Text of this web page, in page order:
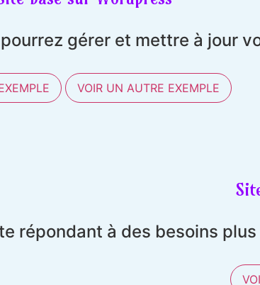
gérer et mettre à jour
VOIR UN AUTRE EXEMPLE
répondant à des besoins